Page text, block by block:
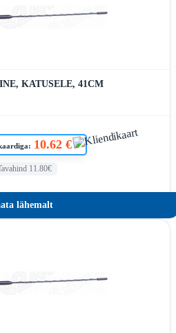
KATUSELE, 41CM
10.62 €
11.80€
lähemalt